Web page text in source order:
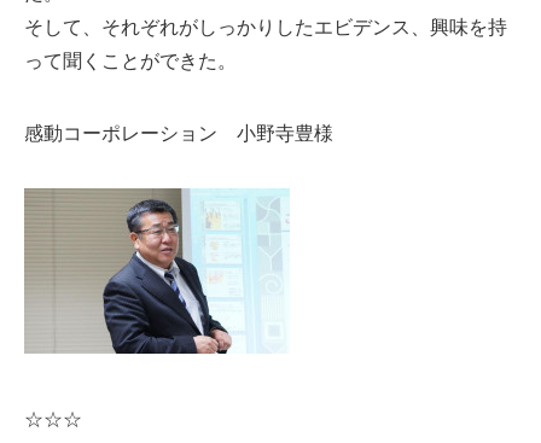
そして、それぞれがしっかりしたエビデンス、興味を持
って聞くことができた。
感動コーポレーション 小野寺豊様
☆☆☆